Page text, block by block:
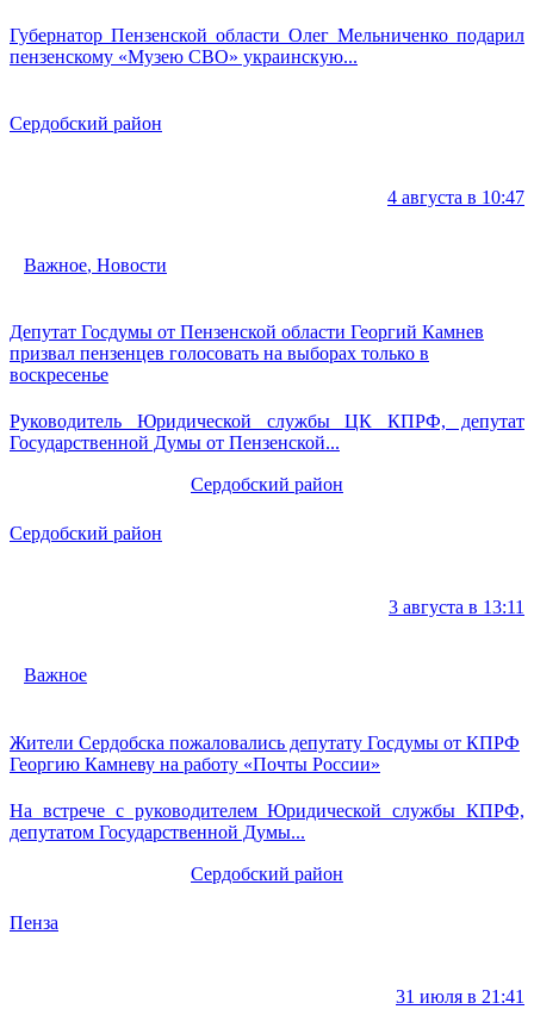
Губернатор Пензенской области Олег Мельниченко подарил
пензенскому «Музею СВО» украинскую...
Сердобский район
4 августа в 10:47
Важное, Новости
Депутат Госдумы от Пензенской области Георгий Камнев
призвал пензенцев голосовать на выборах только в
воскресенье
Руководитель Юридической службы ЦК КПРФ, депутат
Государственной Думы от Пензенской...
Сердобский район
Сердобский район
3 августа в 13:11
Важное
Жители Сердобска пожаловались депутату Госдумы от КПРФ
Георгию Камневу на работу «Почты России»
На встрече с руководителем Юридической службы КПРФ,
депутатом Государственной Думы...
Сердобский район
Пенза
31 июля в 21:41